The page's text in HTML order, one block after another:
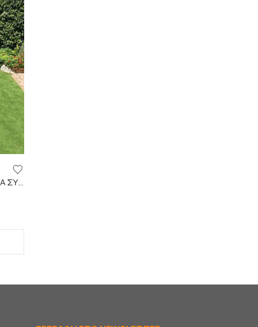
ΝΕΟ! GRASS 30mm – ΜΙΚΡΑ ΡΟΛΛΑ ΣΥΝΘΕΤΙΚΟΥ ΧΛΟΟΤΑΠΗΤΑ ΥΨΗΛΗΣ ΠΥΚΝΟΤΗΤΑΣ